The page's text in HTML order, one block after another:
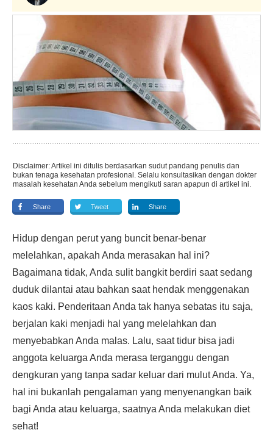
Disclaimer: Artikel ini ditulis berdasarkan sudut pandang penulis dan
bukan tenaga kesehatan profesional. Selalu konsultasikan dengan dokter
masalah kesehatan Anda sebelum mengikuti saran apapun di artikel ini.
Share Tweet Share
Hidup dengan perut yang buncit benar-benar
melelahkan, apakah Anda merasakan hal ini?
Bagaimana tidak, Anda sulit bangkit berdiri saat sedang
duduk dilantai atau bahkan saat hendak menggenakan
kaos kaki. Penderitaan Anda tak hanya sebatas itu saja,
berjalan kaki menjadi hal yang melelahkan dan
menyebabkan Anda malas. Lalu, saat tidur bisa jadi
anggota keluarga Anda merasa terganggu dengan
dengkuran yang tanpa sadar keluar dari mulut Anda. Ya,
hal ini bukanlah pengalaman yang menyenangkan baik
bagi Anda atau keluarga, saatnya Anda melakukan diet
sehat!